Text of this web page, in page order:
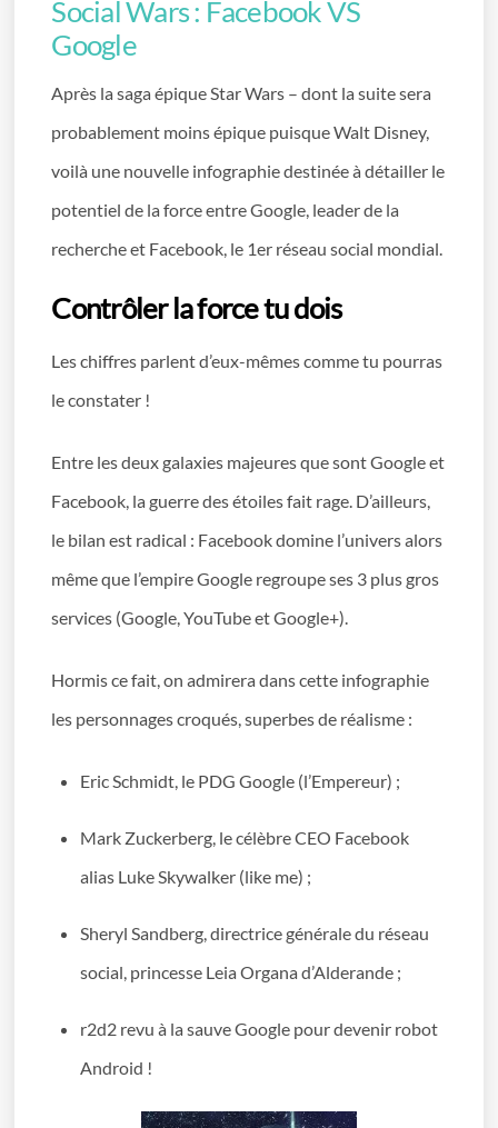
Social Wars : Facebook VS
Google
Après la saga épique Star Wars – dont la suite sera
probablement moins épique puisque Walt Disney,
voilà une nouvelle infographie destinée à détailler le
potentiel de la force entre Google, leader de la
recherche et Facebook, le 1er réseau social mondial.
Contrôler la force tu dois
Les chiffres parlent d’eux-mêmes comme tu pourras
le constater !
Entre les deux galaxies majeures que sont Google et
Facebook, la guerre des étoiles fait rage. D’ailleurs,
le bilan est radical : Facebook domine l’univers alors
même que l’empire Google regroupe ses 3 plus gros
services (Google, YouTube et Google+).
Hormis ce fait, on admirera dans cette infographie
les personnages croqués, superbes de réalisme :
Eric Schmidt, le PDG Google (l’Empereur) ;
Mark Zuckerberg, le célèbre CEO Facebook
alias Luke Skywalker (like me) ;
Sheryl Sandberg, directrice générale du réseau
social, princesse Leia Organa d’Alderande ;
r2d2 revu à la sauve Google pour devenir robot
Android !